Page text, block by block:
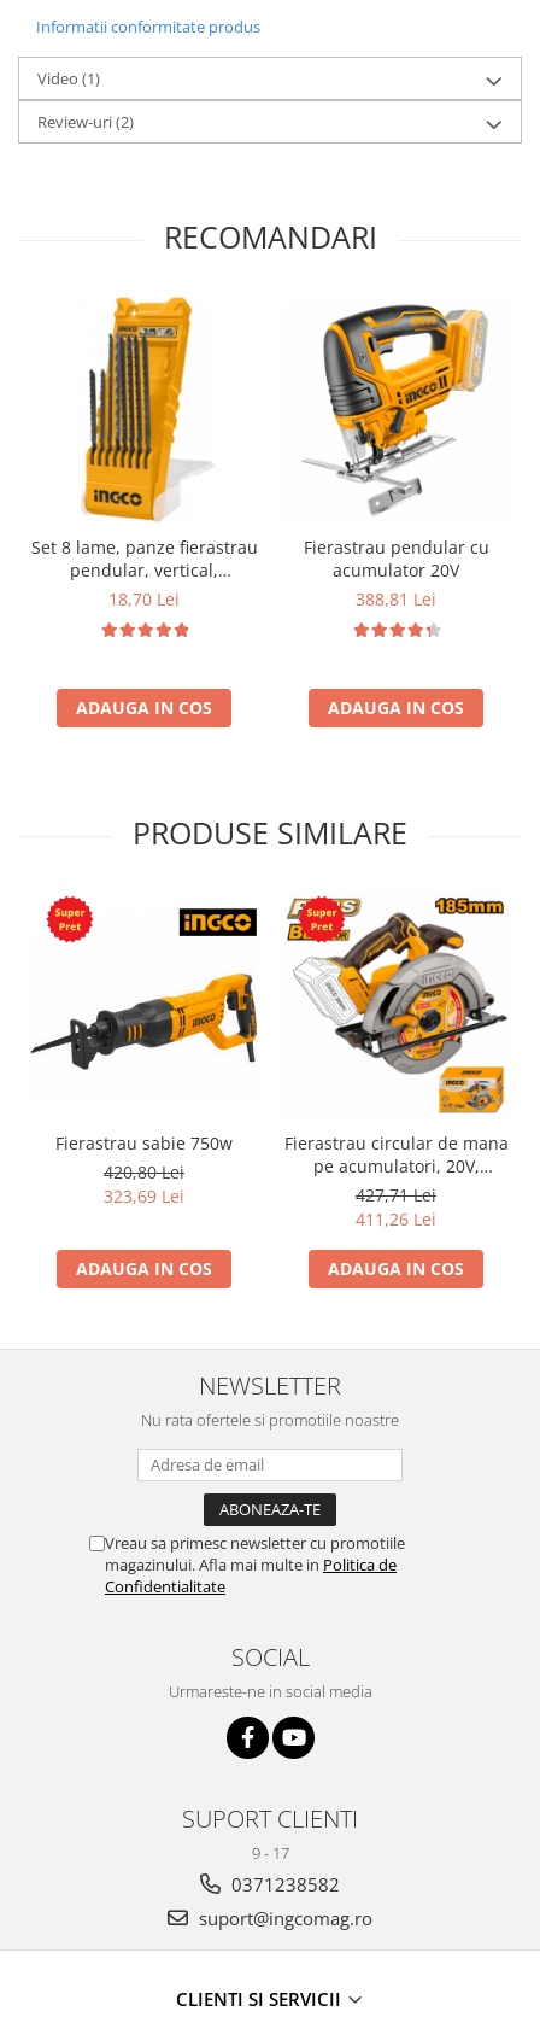
Informatii conformitate produs
Video (1)
Review-uri(2)
RECOMANDARI
Set 8 lame, panze fierastrau
pendular, vertical,
aluminiu, lemn, metal
18,70 Lei
ADAUGA IN COS
Fierastrau pendular cu
acumulator 20V
388,81 Lei
ADAUGA IN COS
PRODUSE SIMILARE
Fierastrau sabie 750w
420,80 Lei
323,69 Lei
ADAUGA IN COS
Fierastrau circular de mana
pe acumulatori, 20V,
185mm
427,71 Lei
411,26 Lei
ADAUGA IN COS
NEWSLETTER
Nu rata ofertele si promotiile noastre
Vreau sa primesc newsletter cu promotiile
magazinului. Afla mai multe in Politica de
Confidentialitate
SOCIAL
Urmareste-ne in social media
SUPORT CLIENTI
9 - 17
0371238582
suport@ingcomag.ro
CLIENTI SI SERVICII